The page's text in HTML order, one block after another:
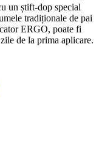
un știft-dop special
tradiționale de pai
ERGO, poate fi
de la prima aplicare.